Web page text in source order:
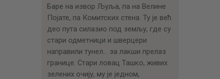
Баре на извор Љуља, па на Велине
Појате, па Комитских стена. Ту је већ
део пута силазио под земљу, где су
стари одметници и шверцери
направили тунел… за лакши прелаз
границе. Стари ловац Ташко, живих
зелених очију, му је једном,